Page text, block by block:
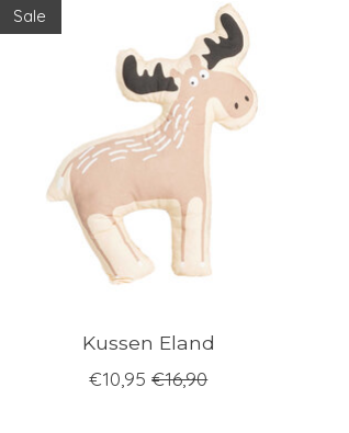
Sale
Kussen Eland
€10,95 €16,90